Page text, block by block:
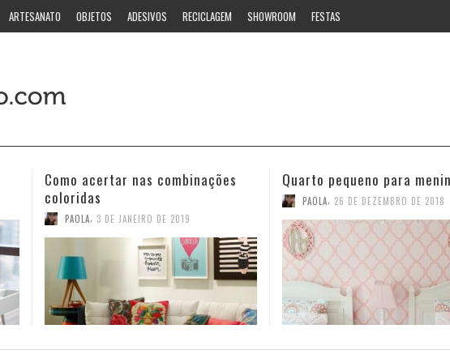
ARTESANATO OBJETOS ADESIVOS RECICLAGEM SHOWROOM FESTAS
Quarto pequeno para meninas
PAOLA, 26 DE DEZEMBRO DE 2018
Ideias estilosas para o
PAOLA 12 DE NOVEMBRO DE 2018